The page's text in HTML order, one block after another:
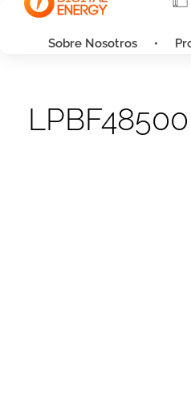
Sobre Nosotros